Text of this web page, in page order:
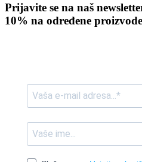
Prijavite se na naš
10% na određene proizvode